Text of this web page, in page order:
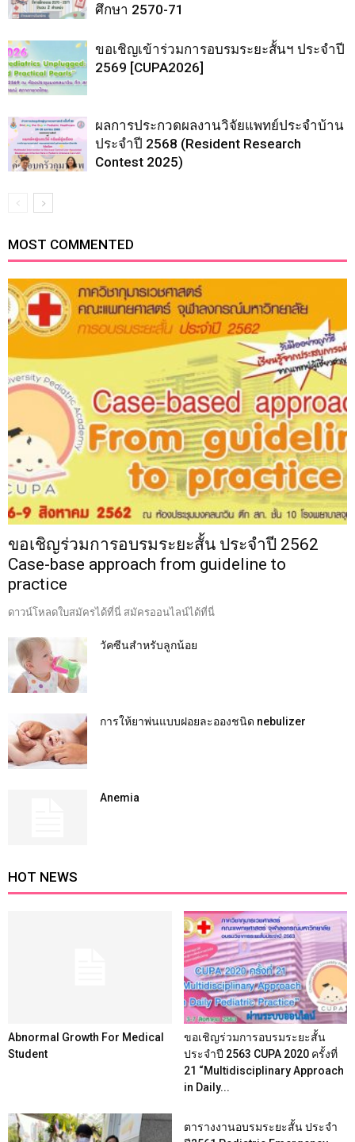
ศึกษา 2570-71
ขอเชิญเข้าร่วมการอบรมระยะสั้นฯ ประจำปี
2569 [CUPA2026]
ผลการประกวดผลงานวิจัยแพทย์ประจำบ้าน
ประจำปี 2568 (Resident Research
Contest 2025)
MOST COMMENTED
ขอเชิญร่วมการอบรมระยะสั้น ประจำปี 2562
Case-base approach from guideline to
practice
ดาวน์โหลดใบสมัครได้ที่นี่ สมัครออนไลน์ได้ที่นี่
วัคซีนสำหรับลูกน้อย
การให้ยาพ่นแบบฝอยละอองชนิด nebulizer
Anemia
HOT NEWS
Abnormal Growth For Medical
Student
ขอเชิญร่วมการอบรมระยะสั้น
ประจำปี 2563 CUPA 2020 ครั้งที่
21 “Multidisciplinary Approach
in Daily...
ตารางงานอบรมระยะสั้น ประจำ